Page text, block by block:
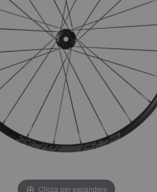
Clicca per espandere